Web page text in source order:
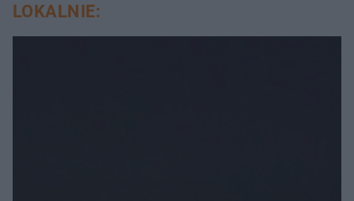
LOKALNIE: